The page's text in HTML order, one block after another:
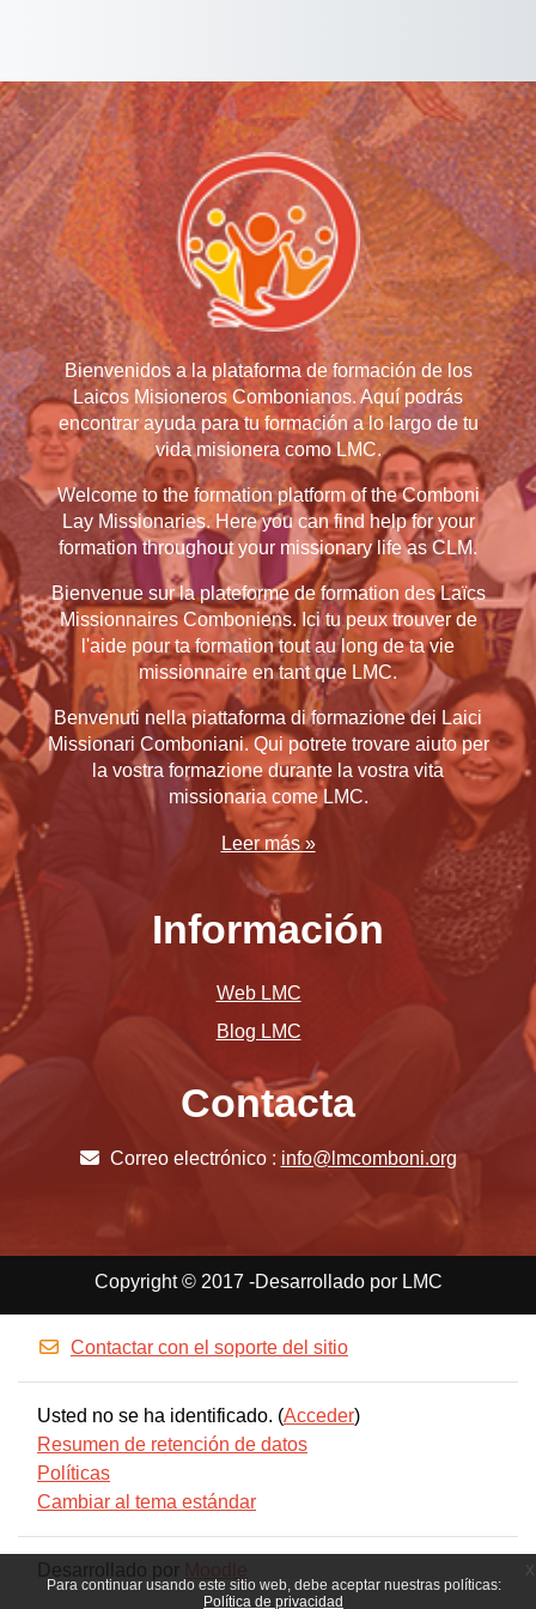
Para continuar usando este sitio web, debe aceptar nuestras políticas:
Política de privacidad
Bienvenidos a la plataforma de formación de los
Laicos Misioneros Combonianos. Aquí podrás
encontrar ayuda para tu formación a lo largo de tu
vida misionera como LMC.
Welcome to the formation platform of the Comboni
Lay Missionaries. Here you can find help for your
formation throughout your missionary life as CLM.
Bienvenue sur la plateforme de formation des Laïcs
Missionnaires Comboniens. Ici tu peux trouver de
l'aide pour ta formation tout au long de ta vie
missionnaire en tant que LMC.
Benvenuti nella piattaforma di formazione dei Laici
Missionari Comboniani. Qui potrete trovare aiuto per
la vostra formazione durante la vostra vita
missionaria come LMC.
Leer más »
Información
Web LMC
Blog LMC
Contacta
Correo electrónico : info@lmcomboni.org
Copyright © 2017 -Desarrollado por LMC
Contactar con el soporte del sitio
Usted no se ha identificado. (Acceder)
Resumen de retención de datos
Políticas
Cambiar al tema estándar
Desarrollado por